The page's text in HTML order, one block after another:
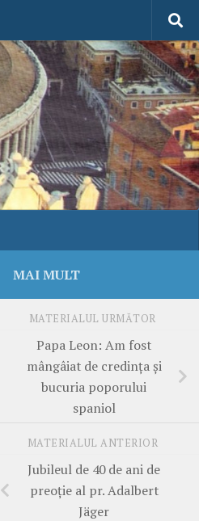
MAI MULT
MATERIALUL URMĂTOR
Papa Leon: Am fost
mângâiat de credința și
bucuria poporului
spaniol
MATERIALUL ANTERIOR
Jubileul de 40 de ani de
preoție al pr. Adalbert
Jäger